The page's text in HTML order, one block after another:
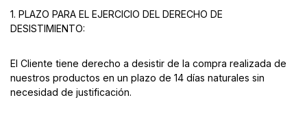
1. PLAZO PARA EL EJERCICIO DEL DERECHO DE
DESISTIMIENTO:
El Cliente tiene derecho a desistir de la compra realizada de
nuestros productos en un plazo de 14 días naturales sin
necesidad de justificación.